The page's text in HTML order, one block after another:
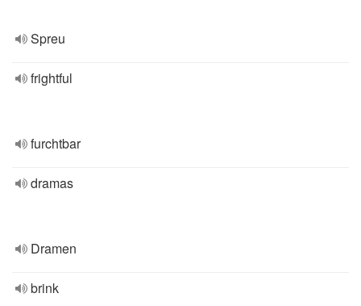
Spreu
frightful
furchtbar
dramas
Dramen
brink